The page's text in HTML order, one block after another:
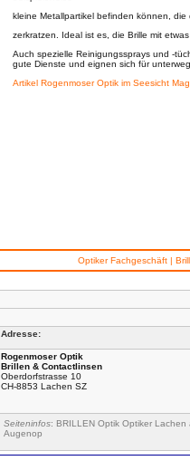
kleine Metallpartikel befinden können, die
zerkratzen. Ideal ist es, die Brille mit
Auch spezielle Reinigungssprays und -
gute Dienste und eignen sich für
Artikel Rogenmoser Optik im Seesicht
Optiker Fachgeschäft |
Adresse:
Rogenmoser Optik
Brillen & Contactlinsen
Oberdorfstrasse 10
CH-8853 Lachen SZ
Seiteninfos: BRILLEN Optik Optiker
Augenop